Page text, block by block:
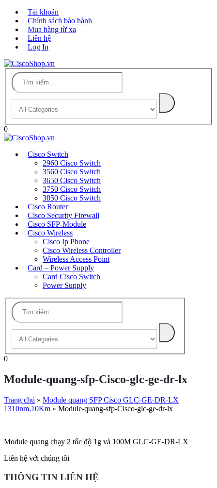
Tài khoản
Chính sách bảo hành
Mua hàng từ xa
Liên hệ
Log In
0
Cisco Switch
2960 Cisco Switch
3560 Cisco Switch
3650 Cisco Switch
3750 Cisco Switch
3850 Cisco Switch
Cisco Router
Cisco Security Firewall
Cisco SFP-Module
Cisco Wireless
Cisco Ip Phone
Cisco Wireless Controller
Wireless Access Point
Card – Power Supply
Card Cisco Switch
Power Supply
0
Module-quang-sfp-Cisco-glc-ge-dr-lx
Trang chủ » Module quang SFP Cisco GLC-GE-DR-LX
1310nm,10Km » Module-quang-sfp-Cisco-glc-ge-dr-lx
Module quang chạy 2 tốc độ 1g và 100M GLC-GE-DR-LX
Liên hệ với chúng tôi
THÔNG TIN LIÊN HỆ